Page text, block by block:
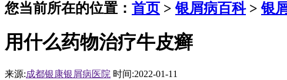
您当前所在的位置： 首页 >银屑病百科>银
用什么药物治疗牛皮癣
来源:成都银康银屑病医院 时间:2022-01-11